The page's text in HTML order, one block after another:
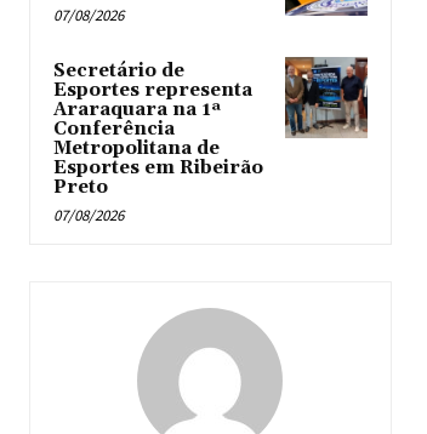
07/08/2026
Secretário de
Esportes representa
Araraquara na 1ª
Conferência
Metropolitana de
Esportes em Ribeirão
Preto
07/08/2026